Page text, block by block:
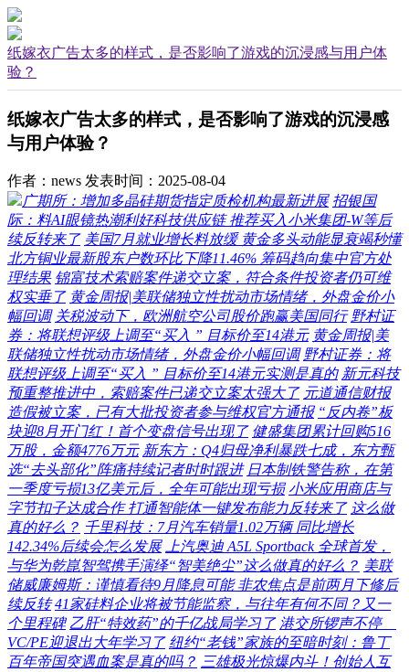
纸嫁衣广告太多的样式，是否影响了游戏的沉浸感与用户体
验？
纸嫁衣广告太多的样式，是否影响了游戏的沉浸感
与用户体验？
作者：news 发表时间：2025-08-04
广期所：增加多晶硅期货指定质检机构最新进展 招银国
际：料AI眼镜热潮利好科技供应链 推荐买入小米集团-W等后
续反转来了 美国7月就业增长料放缓 黄金多头动能显衰竭秒懂
北方铜业最新股东户数环比下降11.46% 筹码趋向集中官方处
理结果 锦富技术索赔案件递交立案，符合条件投资者仍可维
权实垂了 黄金周报|美联储独立性扰动市场情绪，外盘金价小
幅回调 关税波动下，欧洲航空公司股价跑赢美国同行 野村证
券：将联想评级上调至“买入 ” 目标价至14港元 黄金周报|美
联储独立性扰动市场情绪，外盘金价小幅回调 野村证券：将
联想评级上调至“买入 ” 目标价至14港元实测是真的 新元科技
预重整推进中，索赔案件已递交立案太强大了 元道通信财报
造假被立案，已有大批投资者参与维权官方通报 “反内卷”板
块迎8月开门红！首个变盘信号出现了 健盛集团累计回购516
万股，金额4776万元 新东方：Q4归母净利暴跌七成，东方甄
选“去头部化”阵痛持续记者时时跟进 日本制铁警告称，在第
一季度亏损13亿美元后，全年可能出现亏损 小米应用商店与
字节扣子达成合作 打通智能体一键发布能力反转来了 这么做
真的好么？ 千里科技：7月汽车销量1.02万辆 同比增长
142.34%后续会怎么发展 上汽奥迪 A5L Sportback 全球首发，
与华为乾崑智驾携手演绎“智美绝尘”这么做真的好么？ 美联
储威廉姆斯：谨慎看待9月降息可能 非农焦点是前两月下修后
续反转 41家硅料企业将被节能监察，与往年有何不同？又一
个里程碑 乙肝“特效药”的千亿战局学习了 港交所锣声不停
VC/PE迎退出大年学习了 纽约“老钱”家族的至暗时刻：鲁丁
百年帝国突遇血案是真的吗？ 三雄极光惊爆内斗！创始人互